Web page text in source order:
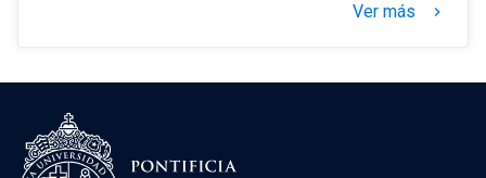
Ver más keyboard_arrow_right